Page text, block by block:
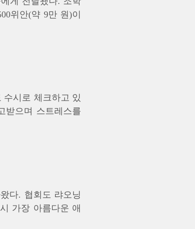
위안(약 9만 원)이
수시로 체크하고 있
받으며 스트레스를
다. 협회도 랴오닝
가장 아름다운 애